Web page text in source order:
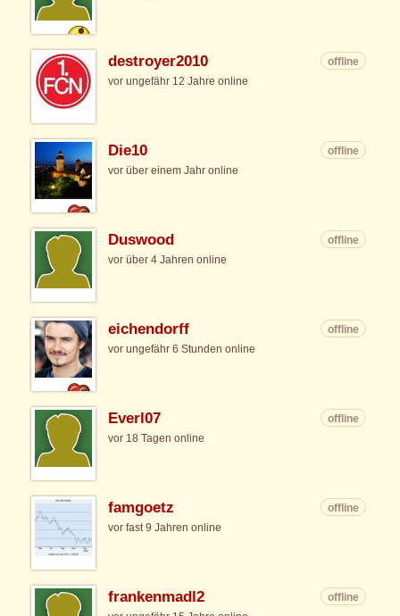
destroyer2010
offline
vor ungefähr 12 Jahre online
Die10
offline
vor über einem Jahr online
Duswood
offline
vor über 4 Jahren online
eichendorff
offline
vor ungefähr 6 Stunden online
Everl07
offline
vor 18 Tagen online
famgoetz
offline
vor fast 9 Jahren online
frankenmadl2
offline